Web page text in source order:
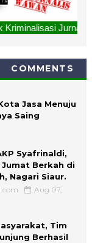
Rekan
COMMENTS
Jasa Menuju
Saing
Syafrinaldi,
Berkah di
Nagari Siaur.
Aug 07,
Tim
Berhasil